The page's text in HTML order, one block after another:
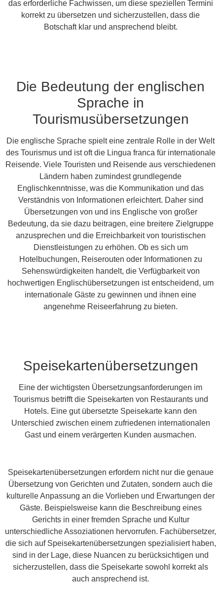
das erforderliche Fachwissen, um diese speziellen Termini
korrekt zu übersetzen und sicherzustellen, dass die
Botschaft klar und ansprechend bleibt.
Die Bedeutung der englischen
Sprache in
Tourismusübersetzungen
Die englische Sprache spielt eine zentrale Rolle in der Welt
des Tourismus und ist oft die Lingua franca für internationale
Reisende. Viele Touristen und Reisende aus verschiedenen
Ländern haben zumindest grundlegende
Englischkenntnisse, was die Kommunikation und das
Verständnis von Informationen erleichtert. Daher sind
Übersetzungen von und ins Englische von großer
Bedeutung, da sie dazu beitragen, eine breitere Zielgruppe
anzusprechen und die Erreichbarkeit von touristischen
Dienstleistungen zu erhöhen. Ob es sich um
Hotelbuchungen, Reiserouten oder Informationen zu
Sehenswürdigkeiten handelt, die Verfügbarkeit von
hochwertigen Englischübersetzungen ist entscheidend, um
internationale Gäste zu gewinnen und ihnen eine
angenehme Reiseerfahrung zu bieten.
Speisekartenübersetzungen
Eine der wichtigsten Übersetzungsanforderungen im
Tourismus betrifft die Speisekarten von Restaurants und
Hotels. Eine gut übersetzte Speisekarte kann den
Unterschied zwischen einem zufriedenen internationalen
Gast und einem verärgerten Kunden ausmachen.
Speisekartenübersetzungen erfordern nicht nur die genaue
Übersetzung von Gerichten und Zutaten, sondern auch die
kulturelle Anpassung an die Vorlieben und Erwartungen der
Gäste. Beispielsweise kann die Beschreibung eines
Gerichts in einer fremden Sprache und Kultur
unterschiedliche Assoziationen hervorrufen. Fachübersetzer,
die sich auf Speisekartenübersetzungen spezialisiert haben,
sind in der Lage, diese Nuancen zu berücksichtigen und
sicherzustellen, dass die Speisekarte sowohl korrekt als
auch ansprechend ist.